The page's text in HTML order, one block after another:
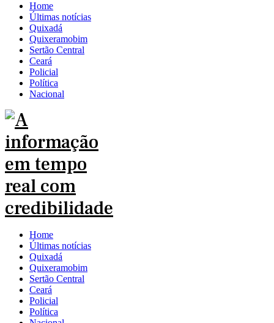
Home
Últimas notícias
Quixadá
Quixeramobim
Sertão Central
Ceará
Policial
Política
Nacional
Home
Últimas notícias
Quixadá
Quixeramobim
Sertão Central
Ceará
Policial
Política